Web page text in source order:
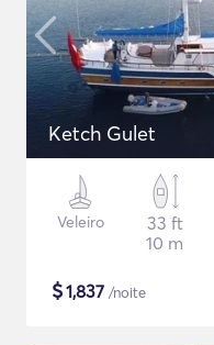
Ketch Gulet
Veleiro
33 ft
10 m
$1,837 /noite